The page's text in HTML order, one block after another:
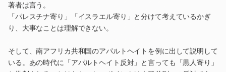
著者は言う。
「パレスチナ寄り」「イスラエル寄り」と分けて考えているかぎ
り、大事なことは理解できない。
そして、南アフリカ共和国のアパルトヘイトを例に出して説明して
いる。あの時代に「アパルトヘイト反対」と言っても「黒人寄り」